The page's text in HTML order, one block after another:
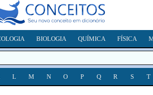
BIOLOGIA QUÍMICA FÍSICA
L M N O P Q R S T